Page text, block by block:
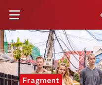
Fragment